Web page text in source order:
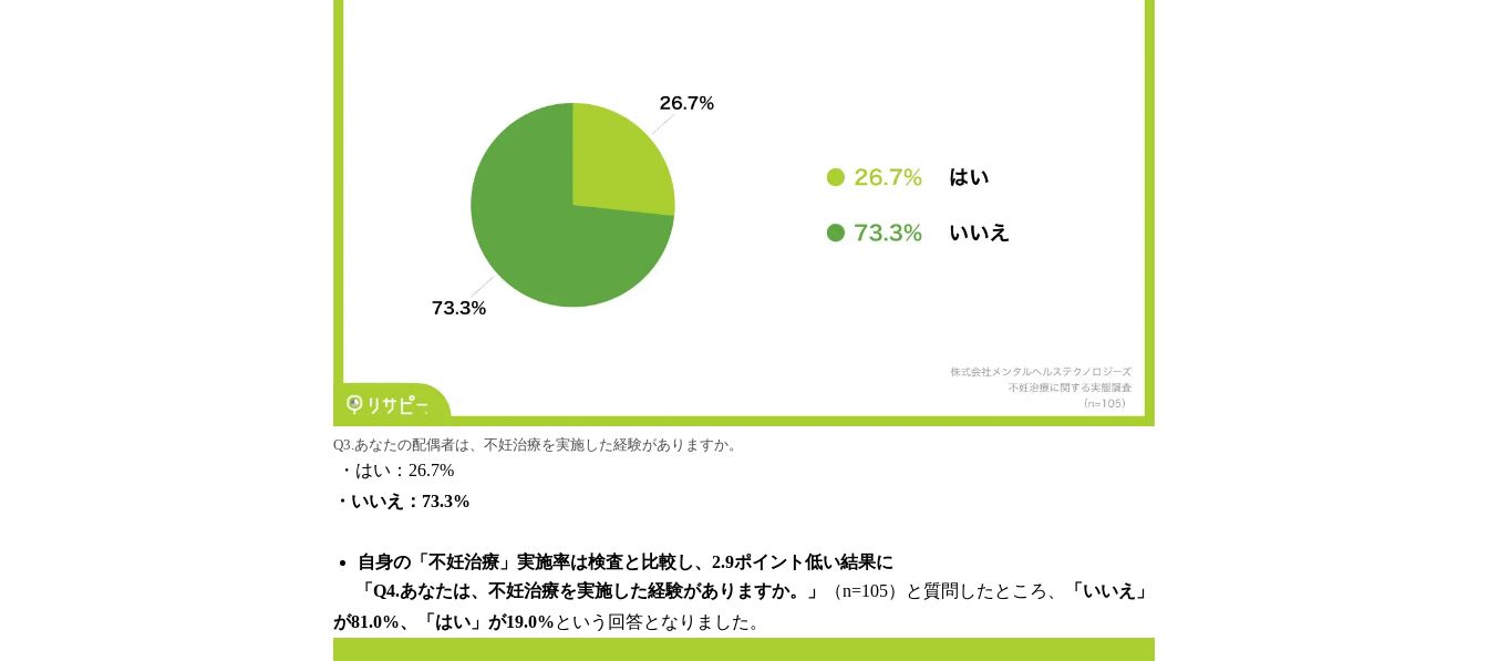
Q3.あなたの配偶者は、不妊治療を実施した経験がありますか。
・はい：26.7%
・いいえ：73.3%
自身の「不妊治療」実施率は検査と比較し、2.9ポイント低い結果に
「Q4.あなたは、不妊治療を実施した経験がありますか。」
（n=105）と質問したところ、
「いいえ」
が81.0%、「はい」が19.0%という回答となりました。